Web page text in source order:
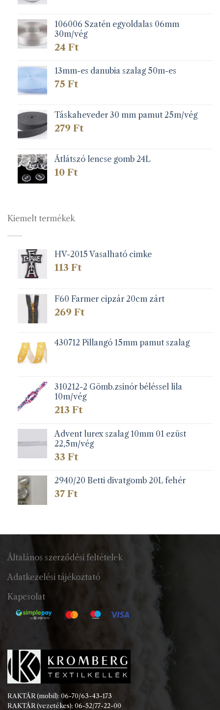
106006 Szatén egyoldalas 06mm
30m/vég
24 Ft
13mm-es danubia szalag 50m-es
75 Ft
Táskaheveder 30 mm pamut 25m/vég
279 Ft
Átlátszó lencse gomb 24L
10 Ft
Kiemelt termékek
HV-2015 Vasalható cimke
113 Ft
F60 Farmer cipzár 20cm zárt
269 Ft
430712 Pillangó 15mm pamut szalag
310212-2 Gömb.zsinór béléssel lila
10m/vég
213 Ft
Advent lurex szalag 10mm 01 ezüst
22,5m/vég
33 Ft
2940/20 Betti divatgomb 20L fehér
37 Ft
Általános szerződési feltételek
Adatkezelési tájékoztató
Kapcsolat
RAKTÁR (mobil): 06-70/63-43-173
RAKTÁR (vezetékes): 06-52/77-22-00